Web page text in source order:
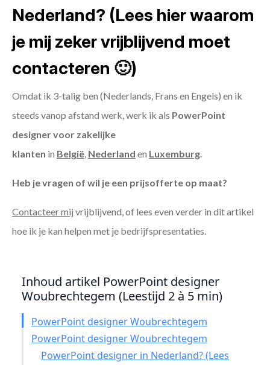
Nederland? (Lees hier waarom
je mij zeker vrijblijvend moet
contacteren 🙂)
Omdat ik 3-talig ben (Nederlands, Frans en Engels) en ik
steeds vanop afstand werk, werk ik als PowerPoint
designer voor zakelijke
klanten in België, Nederland en Luxemburg.
Heb je vragen of wil je een prijsofferte op maat?
Contacteer mij vrijblijvend, of lees even verder in dit artikel
hoe ik je kan helpen met je bedrijfspresentaties.
Inhoud artikel PowerPoint designer
Woubrechtegem (Leestijd 2 à 5 min)
PowerPoint designer Woubrechtegem
PowerPoint designer Woubrechtegem
PowerPoint designer in Nederland? (Lees